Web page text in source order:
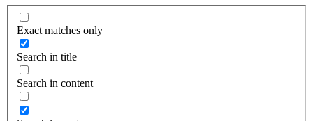
Exact matches only
Search in title
Search in content